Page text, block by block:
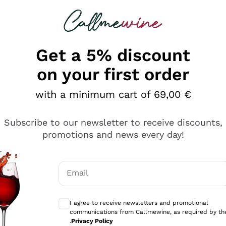
looking for
diversi e con un ampio range di prezzo. Le
Get a 5% discount
on your first order
with a minimum cart of 69,00 €
Subscribe to our newsletter to receive discounts,
promotions and news every day!
Email
I agree to receive newsletters and promotional
communications from Callmewine, as required by
.Privacy Policy